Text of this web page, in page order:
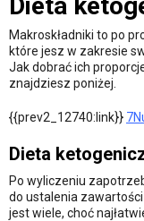
Makroskładniki to po
które jesz w zakresie
Jak dobrać ich
znajdziesz poniżej.
{{prev2_12740:link}}
Dieta
Po wyliczeniu
do ustalenia
jest wiele, choć